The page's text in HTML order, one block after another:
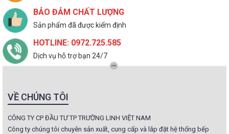
BẢO ĐẢM CHẤT LƯỢNG
Sản phẩm đã được kiểm định
HOTLINE: 0972.725.585
Dịch vụ hỗ trợ bạn 24/7
VỀ CHÚNG TÔI
CÔNG TY CP ĐẦU TƯ TP TRƯỜNG LINH VIỆT NAM
Công ty chúng tôi chuyên sản xuất, cung cấp và lắp đặt hệ thống bếp